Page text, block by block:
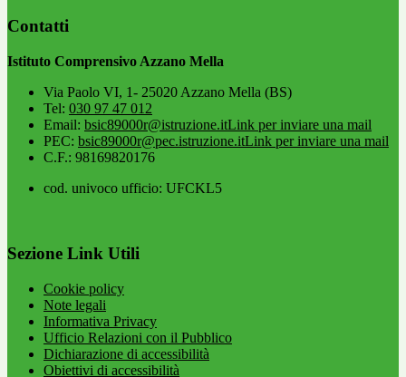
Contatti
Istituto Comprensivo Azzano Mella
Via Paolo VI, 1- 25020 Azzano Mella (BS)
Tel: 030 97 47 012
Email: bsic89000r@istruzione.itLink per inviare una mail
PEC: bsic89000r@pec.istruzione.itLink per inviare una mail
C.F.: 98169820176
cod. univoco ufficio: UFCKL5
Sezione Link Utili
Cookie policy
Note legali
Informativa Privacy
Ufficio Relazioni con il Pubblico
Dichiarazione di accessibilità
Obiettivi di accessibilità